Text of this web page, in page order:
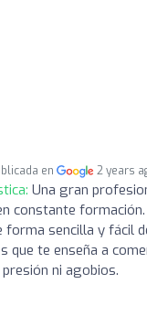
en 2 years
Una gran
constante formación.
sencilla y fácil
que te enseña a
ni agobios.